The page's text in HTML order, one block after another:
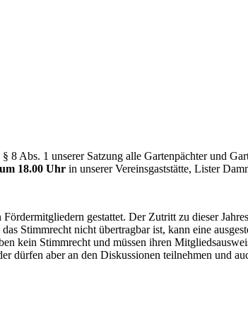
Abs. 1 unserer Satzung alle Gartenpächter und
18.00 Uhr in unserer Vereinsgaststätte, Lister
gestattet. Der Zutritt zu dieser
Stimmrecht nicht übertragbar ist, kann eine
kein Stimmrecht und müssen ihren
dürfen aber an den Diskussionen teilnehmen und